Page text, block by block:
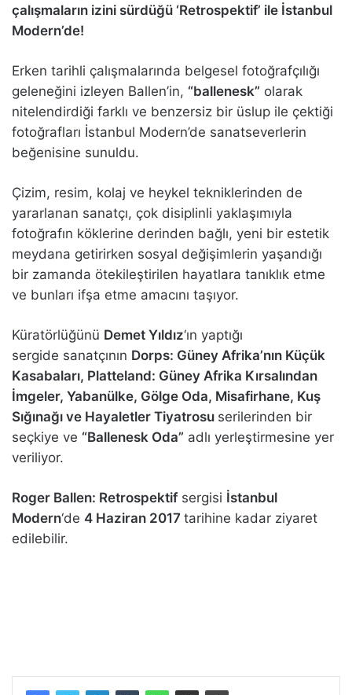
çalışmaların izini sürdüğü ‘Retrospektif’ ile İstanbul
Modern’de!
Erken tarihli çalışmalarında belgesel fotoğrafçılığı
geleneğini izleyen Ballen’in, “ballenesk” olarak
nitelendirdiği farklı ve benzersiz bir üslup ile çektiği
fotoğrafları İstanbul Modern’de sanatseverlerin
beğenisine sunuldu.
Çizim, resim, kolaj ve heykel tekniklerinden de
yararlanan sanatçı, çok disiplinli yaklaşımıyla
fotoğrafın köklerine derinden bağlı, yeni bir estetik
meydana getirirken sosyal değişimlerin yaşandığı
bir zamanda ötekileştirilen hayatlara tanıklık etme
ve bunları ifşa etme amacını taşıyor.
Küratörlüğünü Demet Yıldız‘ın yaptığı
sergide sanatçının Dorps: Güney Afrika’nın Küçük
Kasabaları, Platteland: Güney Afrika Kırsalından
İmgeler, Yabanülke, Gölge Oda, Misafirhane, Kuş
Sığınağı ve Hayaletler Tiyatrosu serilerinden bir
seçkiye ve “Ballenesk Oda” adlı yerleştirmesine yer
veriliyor.
Roger Ballen: Retrospektifsergisi İstanbul
Modern‘de 4 Haziran 2017 tarihine kadar ziyaret
edilebilir.